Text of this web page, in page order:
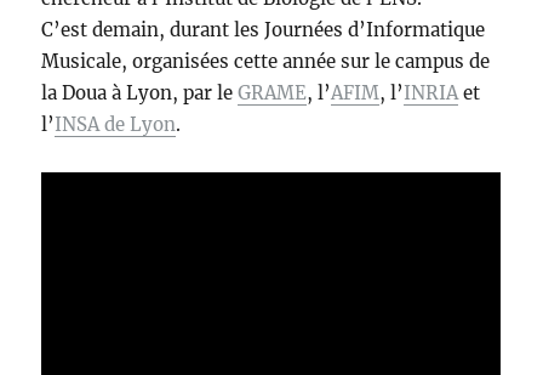
C’est demain, durant les Journées d’Informatique
Musicale, organisées cette année sur le campus de
la Doua à Lyon, par leGRAME, l’AFIM, l’INRIAet
l’INSA de Lyon.